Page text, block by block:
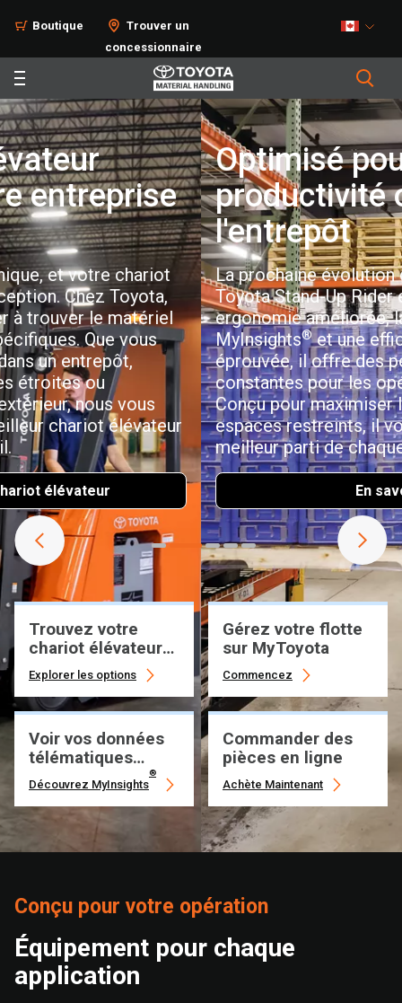
Boutique
Trouver un
concessionnaire
Optimisé pour une
productivité optimale de
l'entrepôt
La prochaine évolution du chariot élévateur
Toyota Stand-Up Rider est arrivée. Avec une
ergonomie améliorée, la télématique intégrée
MyInsights®et une efficacité dock-to-stock
éprouvée, il offre des performances
constantes pour les opérations exigeantes.
Conçu pour maximiser le rendement dans des
espaces restreints, il vous aide à tirer le
meilleur parti de chaque poste.
En savoir plus
Trouvez votre
chariot élévateur
idéal
Explorer les options
Gérez votre flotte
sur MyToyota
Commencez
Voir vos données
télématiques
Toyota
Découvrez MyInsights
®
Commander des
pièces en ligne
Achète Maintenant
Conçu pour votre opération
Équipement pour chaque
application